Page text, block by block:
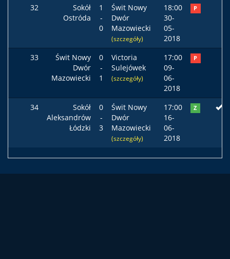
32
Sokół
Ostróda
1
-
0
Świt Nowy
Dwór
Mazowiecki
(szczegóły)
18:00
30-
05-
2018
P
33
Świt Nowy
Dwór
Mazowiecki
0
-
1
Victoria
Sulejówek
(szczegóły)
17:00
09-
06-
2018
P
34
Sokół
Aleksandrów
Łódzki
0
-
3
Świt Nowy
Dwór
Mazowiecki
(szczegóły)
17:00
16-
06-
2018
Z